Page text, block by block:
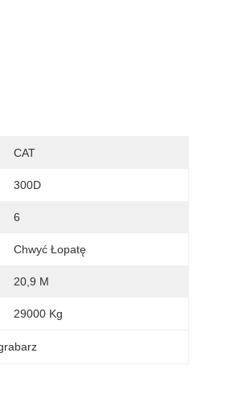
CAT
300D
6
Chwyć Łopatę
20,9 M
29000 Kg